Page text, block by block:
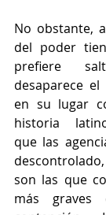
No obstante,
del poder
prefiere
desaparece
en su lugar
historia
que las
son las que
más graves